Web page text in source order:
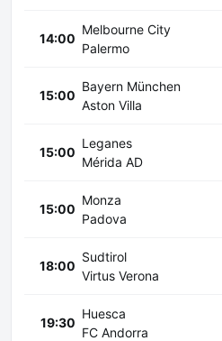
14:00
Melbourne City
Palermo
15:00
Bayern München
Aston Villa
15:00
Leganes
Mérida AD
15:00
Monza
Padova
18:00
Sudtirol
Virtus Verona
19:30
Huesca
FC Andorra